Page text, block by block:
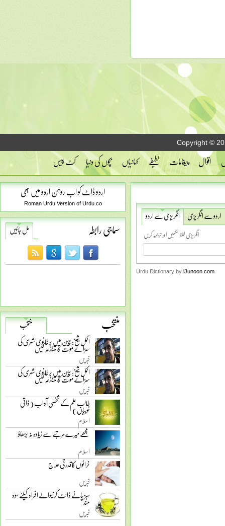
Copyright ©
اقوال پیغامات لطیفے کہانیاں بچوں کی دنیا کٹ پیس
اردو ڈاٹ کو اب رومن اردو میں بھی
Roman Urdu Version of Urdu.co
سماجی رابطہ مل جائیں
منتخب
منتخب
اکمل شیخ: چین میں برطانوی شہری کی
سزائے موت کا متنازعہ کیس
خبریں
اکمل شیخ: چین میں برطانوی شہری کی
سزائے موت کا متنازعہ کیس
خبریں
طالب علم کے شخصی آداب ( ذاتی
خوبیاں )
اسلام
مجھے میرے مرتبے سے زیادہ نہ بڑھاؤ
اسلام
خراٹوں کا قدرتی علاج
خبریں
سبز چائے ڈائٹ کرنیوالے افراد کیلئے سود
مند
خبریں
انگریزی سے اردو اردو سے انگریزی
انگریزی لفظ لکھیں اور ترجمہ کریں
Urdu Dictionary by iJunoon.com